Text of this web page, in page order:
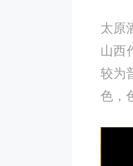
太原
山西
较为
色，